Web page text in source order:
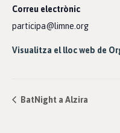
Correu electrònic
participa@limne.org
Visualitza el lloc web de
BatNight a Alzira